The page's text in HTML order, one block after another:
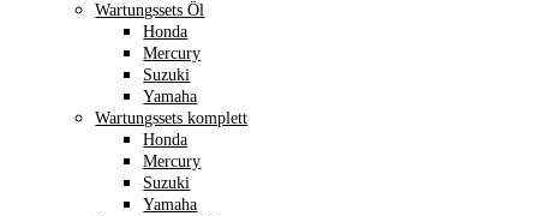
Wartungssets Öl
Honda
Mercury
Suzuki
Yamaha
Wartungssets komplett
Honda
Mercury
Suzuki
Yamaha